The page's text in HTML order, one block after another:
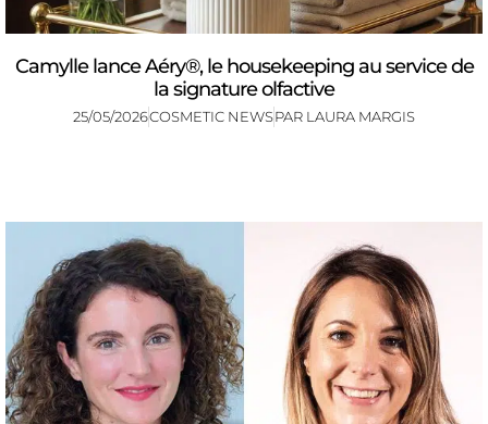
Camylle lance Aéry®, le housekeeping au service de
la signature olfactive
25/05/2026COSMETIC NEWSPAR LAURA MARGIS